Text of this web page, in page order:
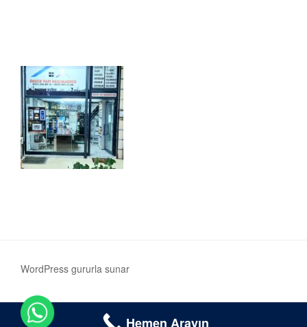
WordPress gururla sunar
Hemen Arayın